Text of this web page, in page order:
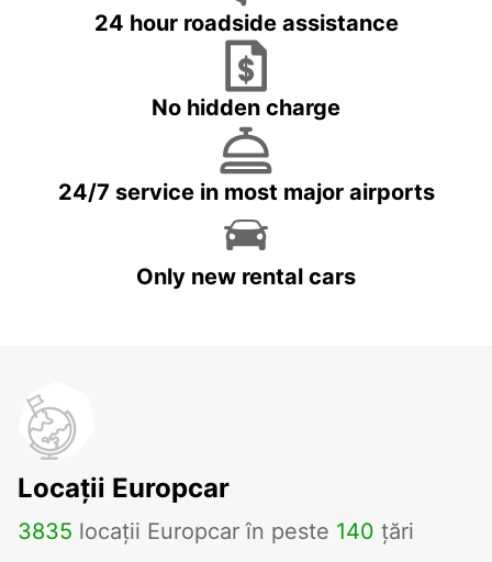
24 hour roadside assistance
No hidden charge
24/7 service in most major airports
Only new rental cars
Locații Europcar
3835 locații Europcar în peste 140 țări